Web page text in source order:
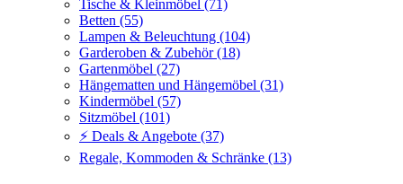
Tische & Kleinmöbel (71)
Betten (55)
Lampen & Beleuchtung (104)
Garderoben & Zubehör (18)
Gartenmöbel (27)
Hängematten und Hängemöbel (31)
Kindermöbel (57)
Sitzmöbel (101)
⚡ Deals & Angebote (37)
Regale, Kommoden & Schränke (13)